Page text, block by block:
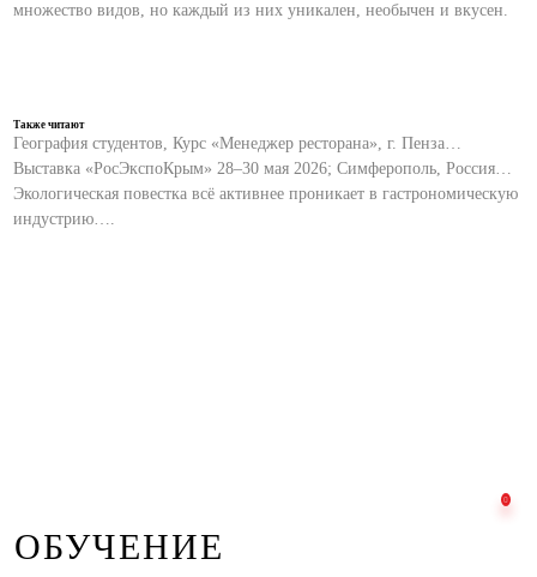
множество видов, но каждый из них уникален, необычен и вкусен.
Также читают
География студентов, Курс «Менеджер ресторана», г. Пенза…
Выставка «РосЭкспоКрым» 28–30 мая 2026; Симферополь, Россия…
Экологическая повестка всё активнее проникает в гастрономическую
индустрию….
ОБУЧЕНИЕ